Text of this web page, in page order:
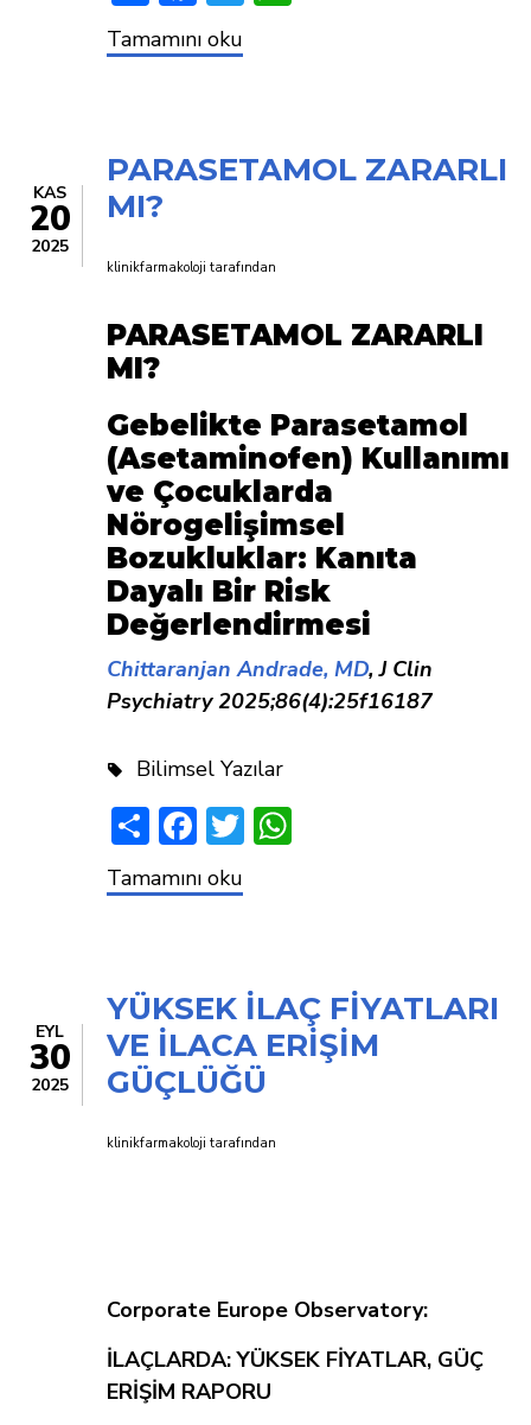
BAŞ
AĞRISI
Tamamını oku
KAS
20
2025
PARASETAMOL ZARARLI
MI?
klinikfarmakoloji tarafından
PARASETAMOL ZARARLI
MI?
Gebelikte Parasetamol
(Asetaminofen) Kullanımı
ve Çocuklarda
Nörogelişimsel
Bozukluklar: Kanıta
Dayalı Bir Risk
Değerlendirmesi
Chittaranjan Andrade, MD, J Clin
Psychiatry 2025;86(4):25f16187
Bilimsel Yazılar
ShareFacebook
Twitter
PARASETAMOL
ZARARLI
Tamamını oku
EYL
30
2025
YÜKSEK İLAÇ FİYATLARI
VE İLACA ERİŞİM
GÜÇLÜĞÜ
klinikfarmakoloji tarafından
Corporate Europe Observatory:
İLAÇLARDA: YÜKSEK FİYATLAR, GÜÇ
ERİŞİM RAPORU